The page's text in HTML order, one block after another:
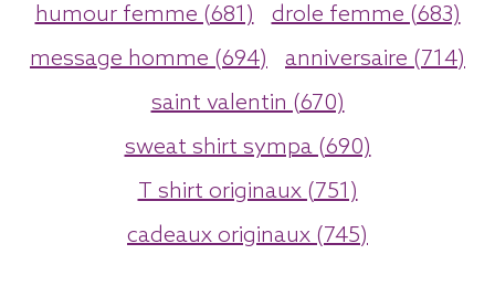
humour femme (681)
drole femme (683)
message homme (694)
anniversaire (714)
saint valentin (670)
sweat shirt sympa (690)
T shirt originaux (751)
cadeaux originaux (745)